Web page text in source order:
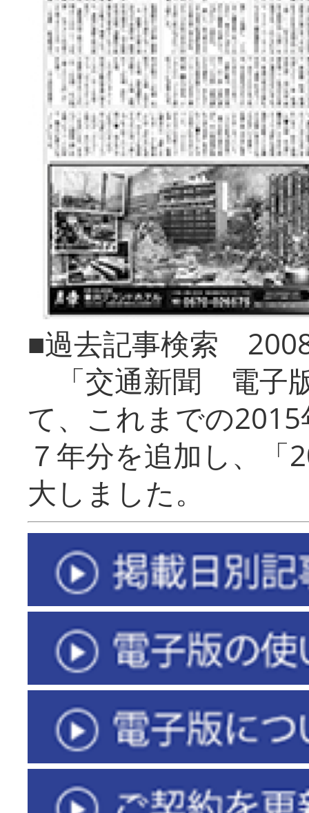
■過去記事検索
「交通新聞 電子
て、これまでの
７年分を追加し、「
大しまし